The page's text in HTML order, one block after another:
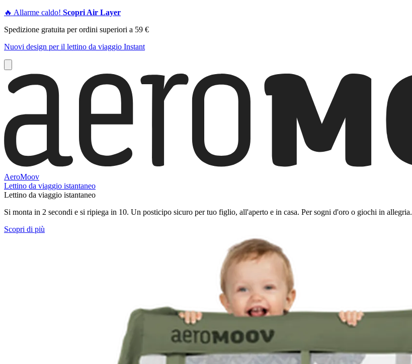
🔥 Allarme caldo! Scopri Air Layer
Spedizione gratuita per ordini superiori a 59 €
Nuovi design per il lettino da viaggio Instant
AeroMoov
Lettino da viaggio istantaneo
Lettino da viaggio istantaneo
Si monta in 2 secondi e si ripiega in 10. Un posticipo sicuro per tuo figlio, all'aperto e in casa. Per sogni d'oro o giochi in allegria.
Scopri di più